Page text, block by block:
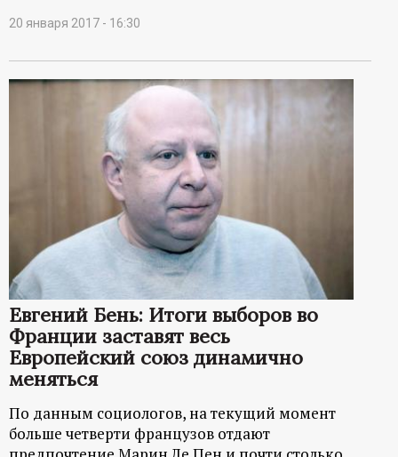
20 января 2017 - 16:30
Евгений Бень: Итоги выборов во
Франции заставят весь
Европейский союз динамично
меняться
По данным социологов, на текущий момент
больше четверти французов отдают